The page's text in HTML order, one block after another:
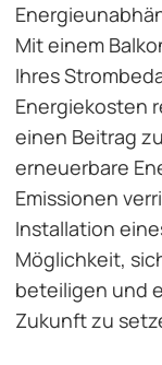
Mit einem
Ihres
Energiekosten
einen Beitrag
erneuerbare
Emissionen
Installation
Möglichkeit,
beteiligen und
Zukunft zu